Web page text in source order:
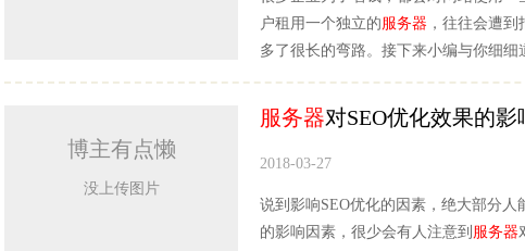
户租用一个独立的服务器 ，往往会遭
多了很长的弯路。接下来小编与你细细
博主有点懒
没上传图片
服务器对SEO优化效果的影
2018-03-27
说到影响SEO优化的因素，绝大部分
的影响因素，很少会有人注意到 服务器